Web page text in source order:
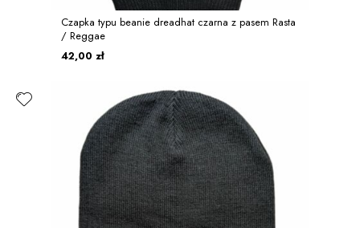
Czapka typu beanie dreadhat czarna z pasem Rasta
/ Reggae
42,00 zł